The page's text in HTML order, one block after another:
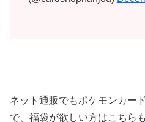
ネット通販でもポケモンカー
で、福袋が欲しい方はこちら